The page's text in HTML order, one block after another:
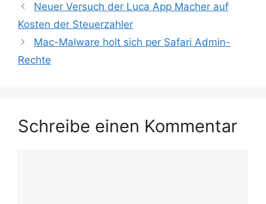
Neuer Versuch der Luca App Macher auf
Kosten der Steuerzahler
Mac-Malware holt sich per Safari Admin-
Rechte
Schreibe einen Kommentar